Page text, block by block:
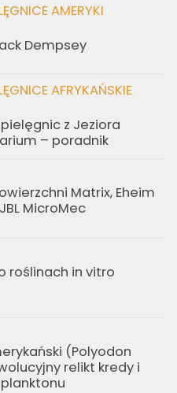
AMERYKI
Dempsey
AFRYKAŃSKIE
z Jeziora
– poradnik
Matrix, Eheim
MicroMec
roślinach in vitro
(Polyodon
relikt kredy i